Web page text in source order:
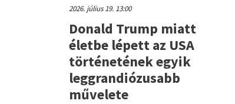
2026. július 19. 13:00
Donald Trump miatt
életbe lépett az USA
történetének egyik
leggrandiózusabb
művelete